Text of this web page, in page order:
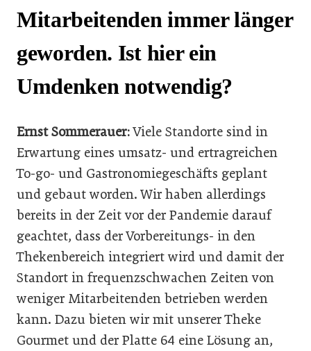
Mitarbeitenden immer länger
geworden. Ist hier ein
Umdenken notwendig?
Ernst Sommerauer:Viele Standorte sind in
Erwartung eines umsatz- und ertragreichen
To-go- und Gastronomiegeschäfts geplant
und gebaut worden. Wir haben allerdings
bereits in der Zeit vor der Pandemie darauf
geachtet, dass der Vorbereitungs- in den
Thekenbereich integriert wird und damit der
Standort in frequenzschwachen Zeiten von
weniger Mitarbeitenden betrieben werden
kann. Dazu bieten wir mit unserer Theke
Gourmet und der Platte 64 eine Lösung an,